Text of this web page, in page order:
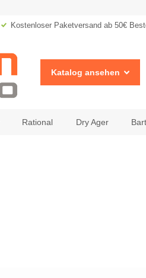
Kostenloser Paketversand ab 50€
Katalog ansehen
Rational Dry Ager